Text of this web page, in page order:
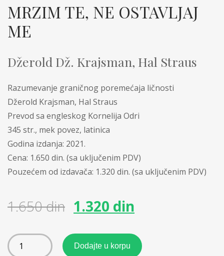
MRZIM TE, NE OSTAVLJAJ
ME
Džerold Dž. Krajsman, Hal Straus
Razumevanje graničnog poremećaja ličnosti
Džerold Krajsman, Hal Straus
Prevod sa engleskog Kornelija Odri
345 str., mek povez, latinica
Godina izdanja: 2021.
Cena: 1.650 din. (sa uključenim PDV)
Pouzećem od izdavača: 1.320 din. (sa uključenim PDV)
1.650din 1.320 din
Dodajte u korpu